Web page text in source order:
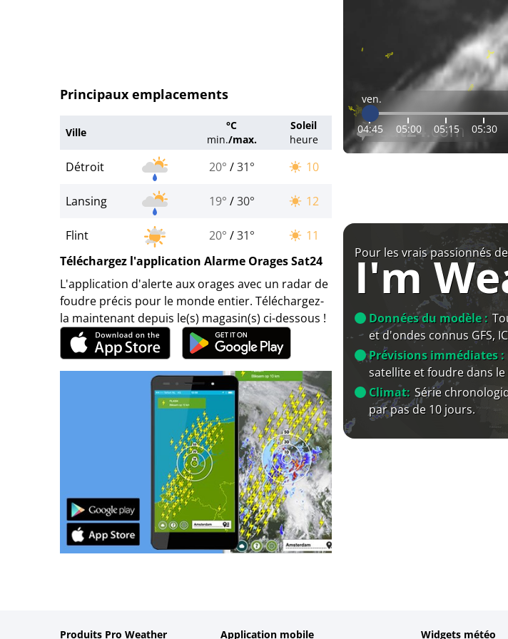
Principaux emplacements
Ville
°C
min./max.
Soleil
heure
Détroit 20° /31° 10
Lansing 19° /30° 12
Flint 20° /31°
11
Téléchargez l'application Alarme Orages Sat24
L'application d'alerte aux orages avec un radar de
foudre précis pour le monde entier. Téléchargez-
la maintenant depuis le(s) magasin(s) ci-dessous !
ven.
04:45 05:00 05:15 05:30
Pour les vrais passionnés
I'm
Données du modèle :
et d'ondes connus GFS,
Prévisions immédiates :
satellite et foudre dans
Climat: Série
par pas de 10 jours.
Produits Pro Weather Application mobile Widgets météo